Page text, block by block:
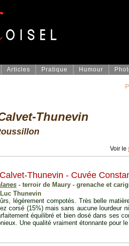
Articles Pratique Humour
Thunevin
Voir le
Thunevin - Cuvée
- terroir de Maury - grenache et
Thunevin
légèrement compotés. Très belle
corsé (15%) mais sans aucune lourdeur
équilibré et bien dosé dans ses
Une qualité vraiment étonnante pour